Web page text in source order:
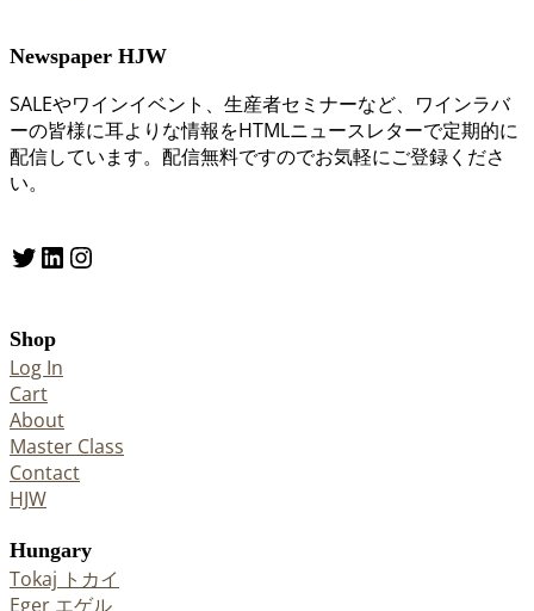
Newspaper HJW
SALEやワインイベント、生産者セミナーなど、ワインラバ
ーの皆様に耳よりな情報をHTMLニュースレターで定期的に
配信しています。配信無料ですのでお気軽にご登録くださ
い。
Twitter LinkedIn Instagram
Shop
Log In
Cart
About
Master Class
Contact
HJW
Hungary
Tokaj トカイ
Eger エゲル